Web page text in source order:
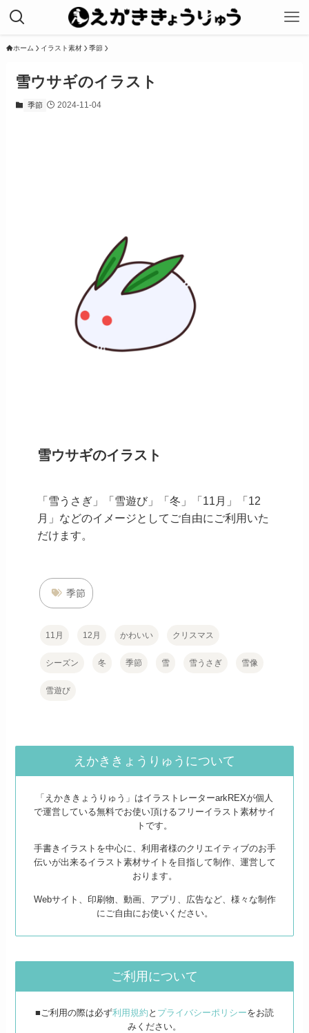
ホーム イラスト素材 季節
雪ウサギのイラスト
季節 2024-11-04
雪ウサギのイラスト
「雪うさぎ」「雪遊び」「冬」「11月」「12
月」などのイメージとしてご自由にご利用いた
だけます。
季節
11月 12月 かわいい クリスマス
シーズン 冬 季節 雪 雪うさぎ 雪像
雪遊び
えかききょうりゅうについて
「えかききょうりゅう」はイラストレーターarkREXが個人
で運営している無料でお使い頂けるフリーイラスト素材サイ
トです。
手書きイラストを中心に、利用者様のクリエイティブのお手
伝いが出来るイラスト素材サイトを目指して制作、運営して
おります。
Webサイト、印刷物、動画、アプリ、広告など、様々な制作
にご自由にお使いください。
ご利用について
■ご利用の際は必ず利用規約 と プライバシーポリシーをお読
みください。